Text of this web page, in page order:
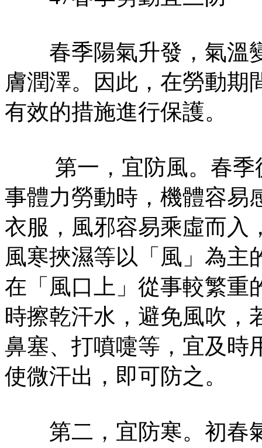
春季陽氣升發，氣溫
膚潤澤。因此，在勞動期
有效的措施進行保護。
第一，宜防風。春季
事體力勞動時，機體容易
衣服，風邪容易乘虛而入
風寒挾濕等以「風」為主
在「風口上」從事較繁重
時擦乾汗水，避免風吹，
鼻塞、打噴嚏等，宜及時
使微汗出，即可防之。
第二，宜防寒。初春